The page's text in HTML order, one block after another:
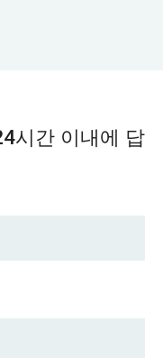
시간 이내에 답